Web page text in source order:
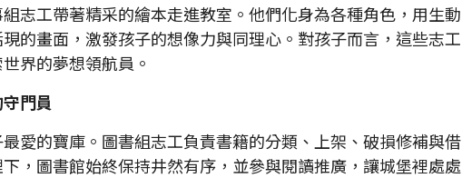
工帶著精采的繪本走進教室。他們化身為各種角色，用生動
的畫面，激發孩子的想像力與同理心。對孩子而言，這些志工
界的夢想領航員。
門員
的寶庫。圖書組志工負責書籍的分類、上架、破損修補與借
，圖書館始終保持井然有序，並參與閱讀推廣，讓城堡裡處處